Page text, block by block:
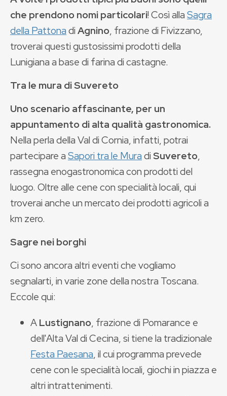
che prendono nomi particolari! Così allaSagra
della PattonadiAgnino, frazione di Fivizzano,
troverai questi gustosissimi prodotti della
Lunigiana a base di farina di castagne.
Tra le mura di Suvereto
Uno scenario affascinante, per un
appuntamento di alta qualità gastronomica.
Nella perla della Val di Cornia, infatti, potrai
partecipare aSapori tra le MuradiSuvereto,
rassegna enogastronomica con prodotti del
luogo. Oltre alle cene con specialità locali, qui
troverai anche un mercato dei prodotti agricoli a
km zero.
Sagre nei borghi
Ci sono ancora altri eventi che vogliamo
segnalarti, in varie zone della nostra Toscana.
Eccole qui:
ALustignano, frazione di Pomarance e
dell'Alta Val di Cecina, si tiene la tradizionale
Festa Paesana, il cui programma prevede
cene con le specialità locali, giochi in piazza e
altri intrattenimenti.